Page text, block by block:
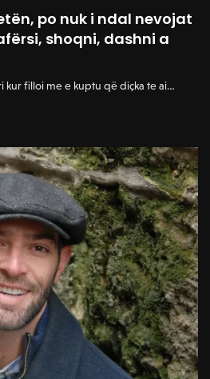
po nuk i ndal nevojat
shoqni, dashni a
kur filloi me e kuptu që diçka te ai…